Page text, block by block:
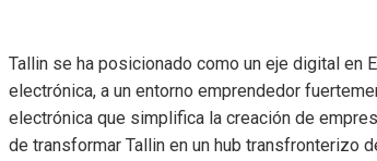
Tallin se ha posicionado como un eje digital en
electrónica, a un entorno emprendedor
electrónica que simplifica la creación de
de transformar Tallin en un hub